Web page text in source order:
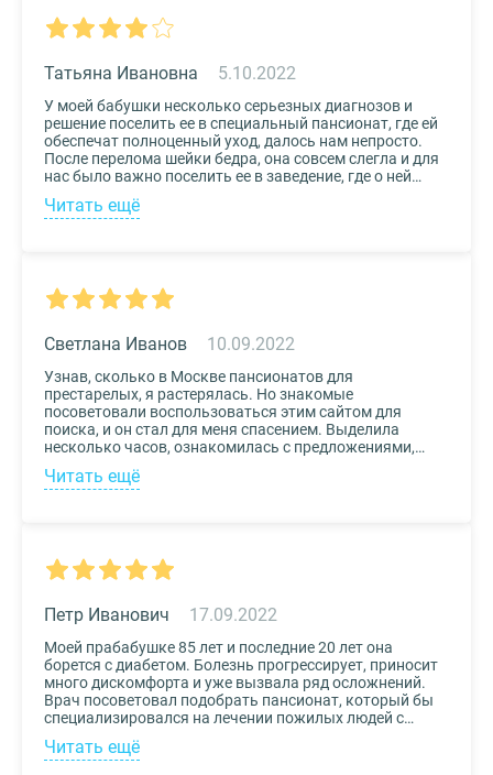
подробная, что определиться на наиболее подходящем
сервис!
5.10.2022
Татьяна Ивановна
У моей бабушки несколько серьезных диагнозов и
решение поселить ее в специальный пансионат, где ей
обеспечат полноценный уход, далось нам непросто.
После перелома шейки бедра, она совсем слегла и для
нас было важно поселить ее в заведение, где о ней
будут заботиться круглосуточно. Остановили выбор
на реабилитационном центре Медвежьи Озера
Читать ещё
10.09.2022
Светлана Иванов
Узнав, сколько в Москве пансионатов для
престарелых, я растерялась. Но знакомые
посоветовали воспользоваться этим сайтом для
поиска, и он стал для меня спасением. Выделила
несколько часов, ознакомилась с предложениями,
доступными мне по цене и месту расположения и
выбрала два варианта. Связалась с администрацией
Читать ещё
17.09.2022
Петр Иванович
Моей прабабушке 85 лет и последние 20 лет она
борется с диабетом. Болезнь прогрессирует, приносит
много дискомфорта и уже вызвала ряд осложнений.
Врач посоветовал подобрать пансионат, который бы
специализировался на лечении пожилых людей с
диабетом. К выбору заведения подошли со всей
серьезностью, важно было, чтобы за прабабушкой
Читать ещё